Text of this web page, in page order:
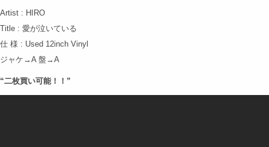
Artist : HIRO
Title : 愛が泣いている
仕 様 : Used 12inch Vinyl
ジャケ→A 盤→A
“二枚買い可能！！”